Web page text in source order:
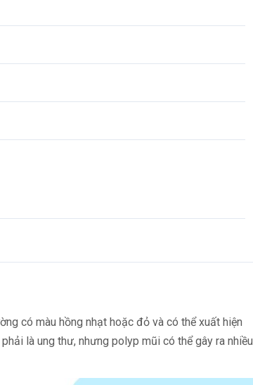
có màu hồng nhạt hoặc đỏ và có thể xuất hiện
là ung thư, nhưng polyp mũi có thể gây ra nhiều